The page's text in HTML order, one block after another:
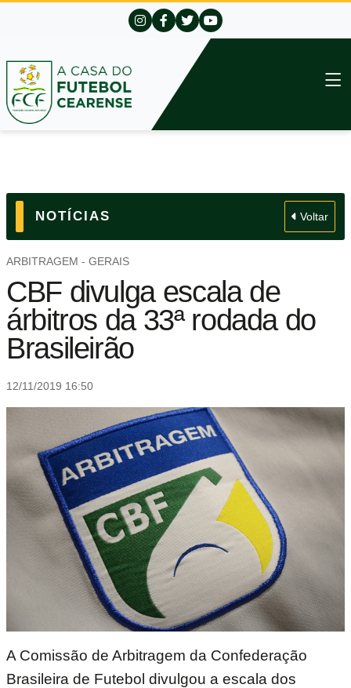
NOTÍCIAS Voltar
ARBITRAGEM - GERAIS
CBF divulga escala de
árbitros da 33ª rodada do
Brasileirão
12/11/2019 16:50
A Comissão de Arbitragem da Confederação
Brasileira de Futebol divulgou a escala dos